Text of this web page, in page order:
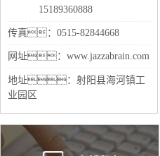
15189360888
传真：0515-82844668
网址：www.jazzabrain.com
地址：射阳县海河镇工
业园区